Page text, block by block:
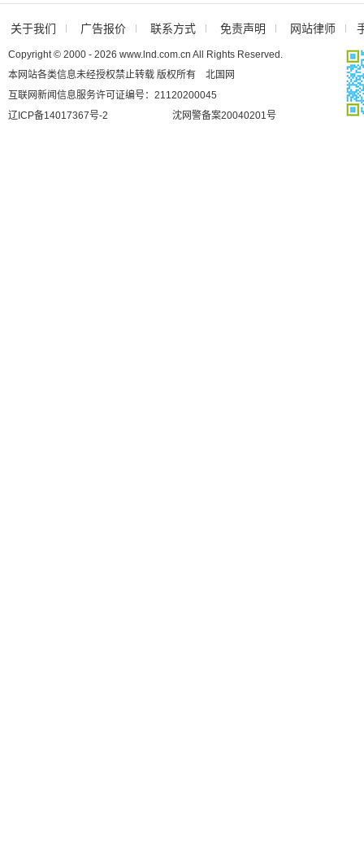
关于我们 广告报价 联系方式 免责声明 网站律师
Copyright © 2000 - 2026 www.lnd.com.cn All Rights Reserved.
本网站各类信息未经授权禁止转载 版权所有 北国网
互联网新闻信息服务许可证编号：21120200045
辽ICP备14017367号-2
沈网警备案20040201号